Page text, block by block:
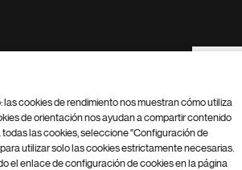
Footer
Configuración de cookies Mapa del
cookies de rendimiento nos muestran cómo utiliza
de orientación nos ayudan a compartir contenido
las cookies, seleccione "Configuración de
utilizar solo las cookies estrictamente necesarias.
el enlace de configuración de cookies en la página